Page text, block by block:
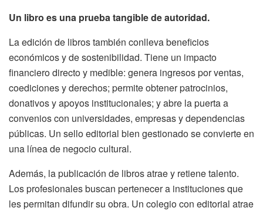
Un libro es una prueba tangible de autoridad.
La edición de libros también conlleva beneficios
económicos y de sostenibilidad. Tiene un impacto
financiero directo y medible: genera ingresos por ventas,
coediciones y derechos; permite obtener patrocinios,
donativos y apoyos institucionales; y abre la puerta a
convenios con universidades, empresas y dependencias
públicas. Un sello editorial bien gestionado se convierte en
una línea de negocio cultural.
Además, la publicación de libros atrae y retiene talento.
Los profesionales buscan pertenecer a instituciones que
les permitan difundir su obra. Un colegio con editorial atrae